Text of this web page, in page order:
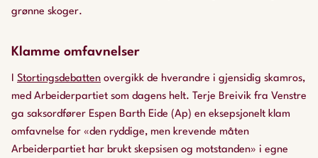
grønne skoger.
Klamme omfavnelser
I Stortingsdebatten overgikk de hverandre i gjensidig skamros,
med Arbeiderpartiet som dagens helt. Terje Breivik fra Venstre
ga saksordfører Espen Barth Eide (Ap) en eksepsjonelt klam
omfavnelse for «den ryddige, men krevende måten
Arbeiderpartiet har brukt skepsisen og motstanden» i egne